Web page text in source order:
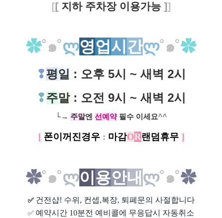
[[지하 주차장 이용가능 ]]
✿˚๑˚ლ영업시 간ლ˚๑˚✿
❢평일 : 오후 5시 ~ 새벽 2시
❢주말: 오전 9시 ~ 새벽 2시
└→ ​ 주말엔 선예약필수 이세요^^
[ 폰이꺼진경우 : 마감OR랜덤휴무 ]
✿˚๑˚ლ이 용안내 ლ˚๑˚✿
✅ 건전샵! 수위, 컨셉,복장, 퇴폐문의 사절합니다
✅ 예약시간 10분전 예비콜에 무응답시 자동취소